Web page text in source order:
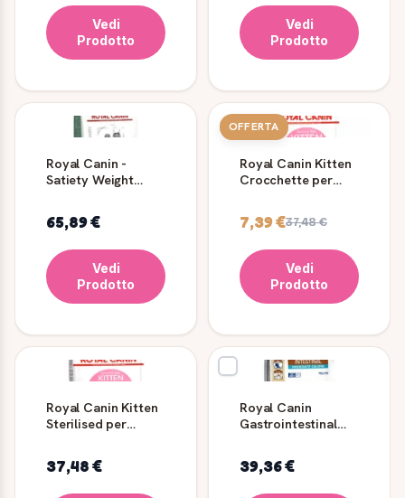
Vedi
Prodotto
Vedi
Prodotto
Royal Canin -
Satiety Weight
65,89 €
Vedi
Prodotto
OFFERTA
Royal Canin Kitten
Crocchette per
7,39 €37,48 €
Vedi
Prodotto
Royal Canin Kitten
Sterilised per
37,48 €
Royal Canin
Gastrointestinal
Gatto 2 kg
39,36 €